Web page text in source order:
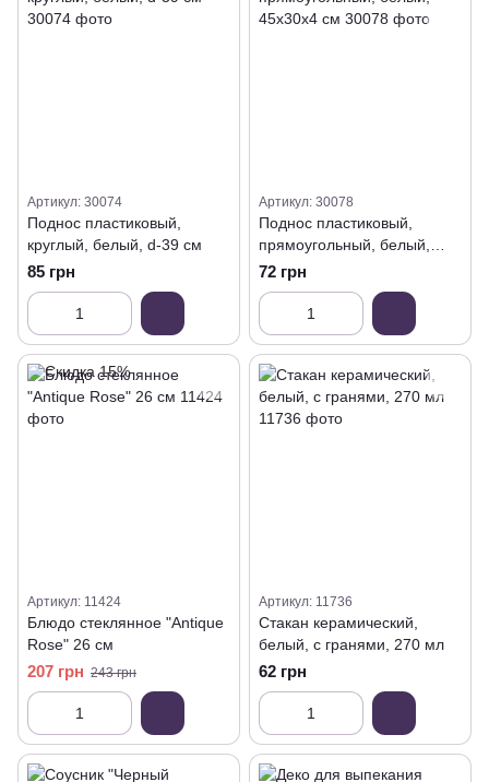
Артикул: 30074
Поднос пластиковый,
круглый, белый, d-39 см
85 грн
Артикул: 30078
Поднос пластиковый,
прямоугольный, белый,
45х30х4 см
72 грн
Артикул: 11424
Блюдо стеклянное "Antique
Rose" 26 см
207 грн 243 грн
Артикул: 11736
Стакан керамический,
белый, с гранями, 270 мл
62 грн